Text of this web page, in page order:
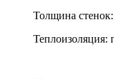
Толщина
Теплоизоляция: